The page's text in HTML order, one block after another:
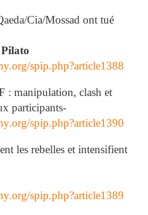
Cia/Mossad ont tué
spip.php?article1388
: manipulation, clash et
participants-
spip.php?article1390
les rebelles et intensifient
spip.php?article1389